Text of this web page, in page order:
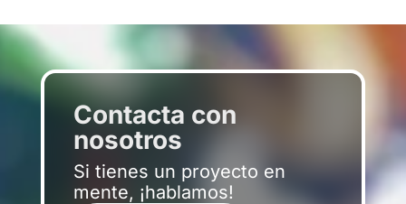
Contacta con
nosotros
Si tienes un proyecto en
mente, ¡hablamos!